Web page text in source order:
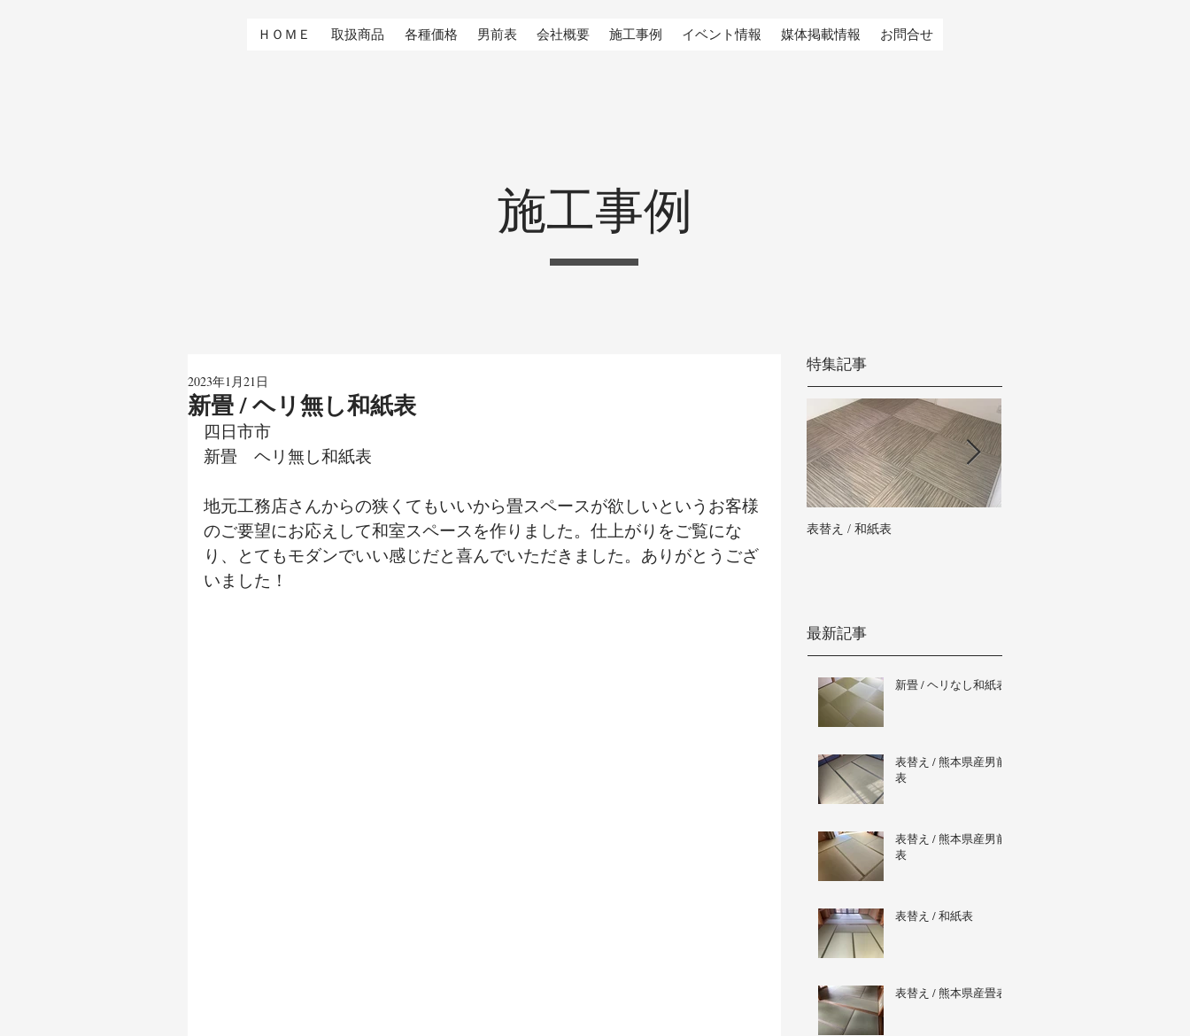
ＨＯＭＥ 取扱商品 各種価格 男前表 会社概要 施工事例 イベント情報 媒体掲載情報 お問合せ
施工事例
新畳 / ヘリ無し和紙表
2023年1月21日
四日市市
新畳　ヘリ無し和紙表
地元工務店さんからの狭くてもいいから畳スペースが欲しいというお客様
のご要望にお応えして和室スペースを作りました。仕上がりをご覧にな
り、とてもモダンでいい感じだと喜んでいただきました。ありがとうござ
いました！
特集記事
表替え / 和紙表
最新記事
新畳 / ヘリなし和紙表
表替え / 熊本県産男前
表
表替え / 熊本県産男前
表
表替え / 和紙表
表替え / 熊本県産畳表